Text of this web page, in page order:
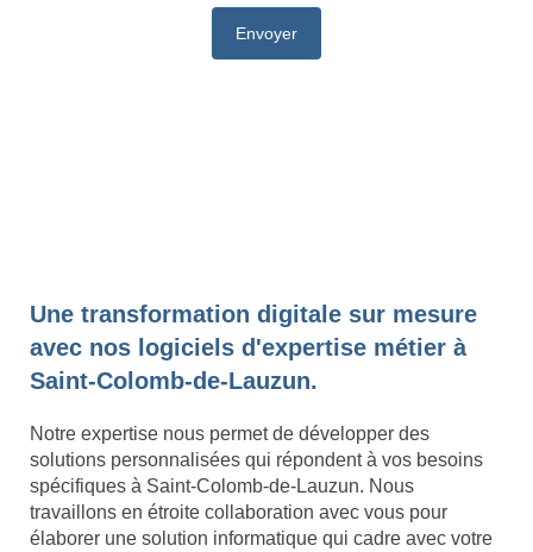
Une transformation digitale sur mesure
avec nos logiciels d'expertise métier à
Saint-Colomb-de-Lauzun.
Notre expertise nous permet de développer des
solutions personnalisées qui répondent à vos besoins
spécifiques à Saint-Colomb-de-Lauzun. Nous
travaillons en étroite collaboration avec vous pour
élaborer une solution informatique qui cadre avec votre